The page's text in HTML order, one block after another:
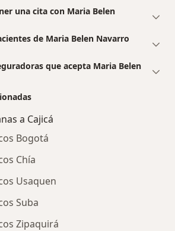
una cita con Maria Belen
de Maria Belen Navarro
que acepta Maria Belen
a Cajicá
Bogotá
Chía
Usaquen
Suba
Zipaquirá